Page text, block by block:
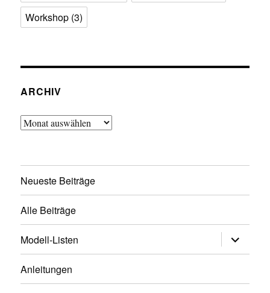
Workshop (3)
ARCHIV
Archiv
Neueste Beiträge
Alle Beiträge
Modell-Listen
öffnen
Anleitungen